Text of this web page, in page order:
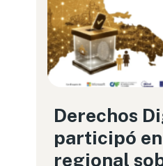
Derechos
participó
regional